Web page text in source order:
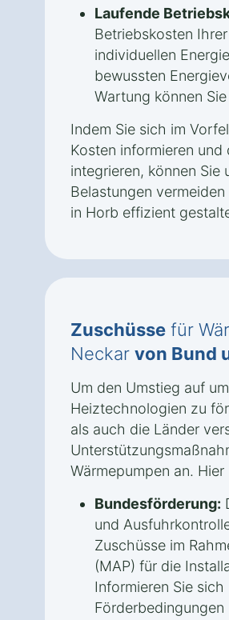
Laufende
Betriebskosten
individuellen
bewussten
Wartung können
Indem Sie sich im
Kosten informieren und
integrieren, können Sie
Belastungen
in Horb effizient
Zuschüsse für
Neckar von Bund
Um den Umstieg auf
Heiztechnologien zu
als auch die Länder
Wärmepumpen an.
Bundesförderung:
und
Zuschüsse im
(MAP) für die
Informieren Sie